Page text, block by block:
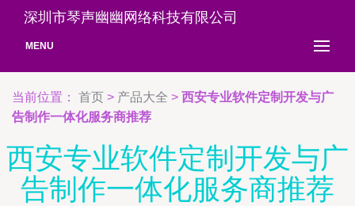
深圳市琴声幽幽网络科技有限公司
MENU
当前位置： 首页 > 产品大全 > 西安专业软件定制开发与广
告制作一体化服务商推荐
西安专业软件定制开发与广
告制作一体化服务商推荐